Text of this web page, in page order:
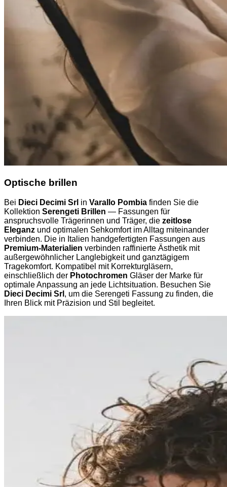
Optische brillen
Bei Dieci Decimi Srl in Varallo Pombia finden Sie die
Kollektion Serengeti Brillen — Fassungen für
anspruchsvolle Trägerinnen und Träger, die zeitlose
Eleganz und optimalen Sehkomfort im Alltag miteinander
verbinden. Die in Italien handgefertigten Fassungen aus
Premium-Materialien verbinden raffinierte Ästhetik mit
außergewöhnlicher Langlebigkeit und ganztägigem
Tragekomfort. Kompatibel mit Korrekturgläsern,
einschließlich der Photochromen Gläser der Marke für
optimale Anpassung an jede Lichtsituation. Besuchen Sie
Dieci Decimi Srl , um die Serengeti Fassung zu finden, die
Ihren Blick mit Präzision und Stil begleitet.